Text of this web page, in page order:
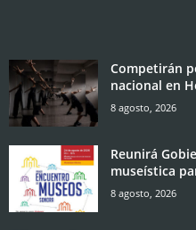
Competirán
nacional en
8 agosto, 2026
Reunirá
museística
8 agosto, 2026